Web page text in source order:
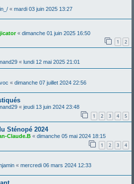
« mardi 03 juin 2025 13:27
« dimanche 01 juin 2025 16:50
1 2
« lundi 12 mai 2025 21:01
« dimanche 07 juillet 2024 22:56
« jeudi 13 juin 2024 23:48
1 2 3 4 5
Sténopé 2024
Claude.B « dimanche 05 mai 2024 18:15
1 2 3 4
« mercredi 06 mars 2024 12:33